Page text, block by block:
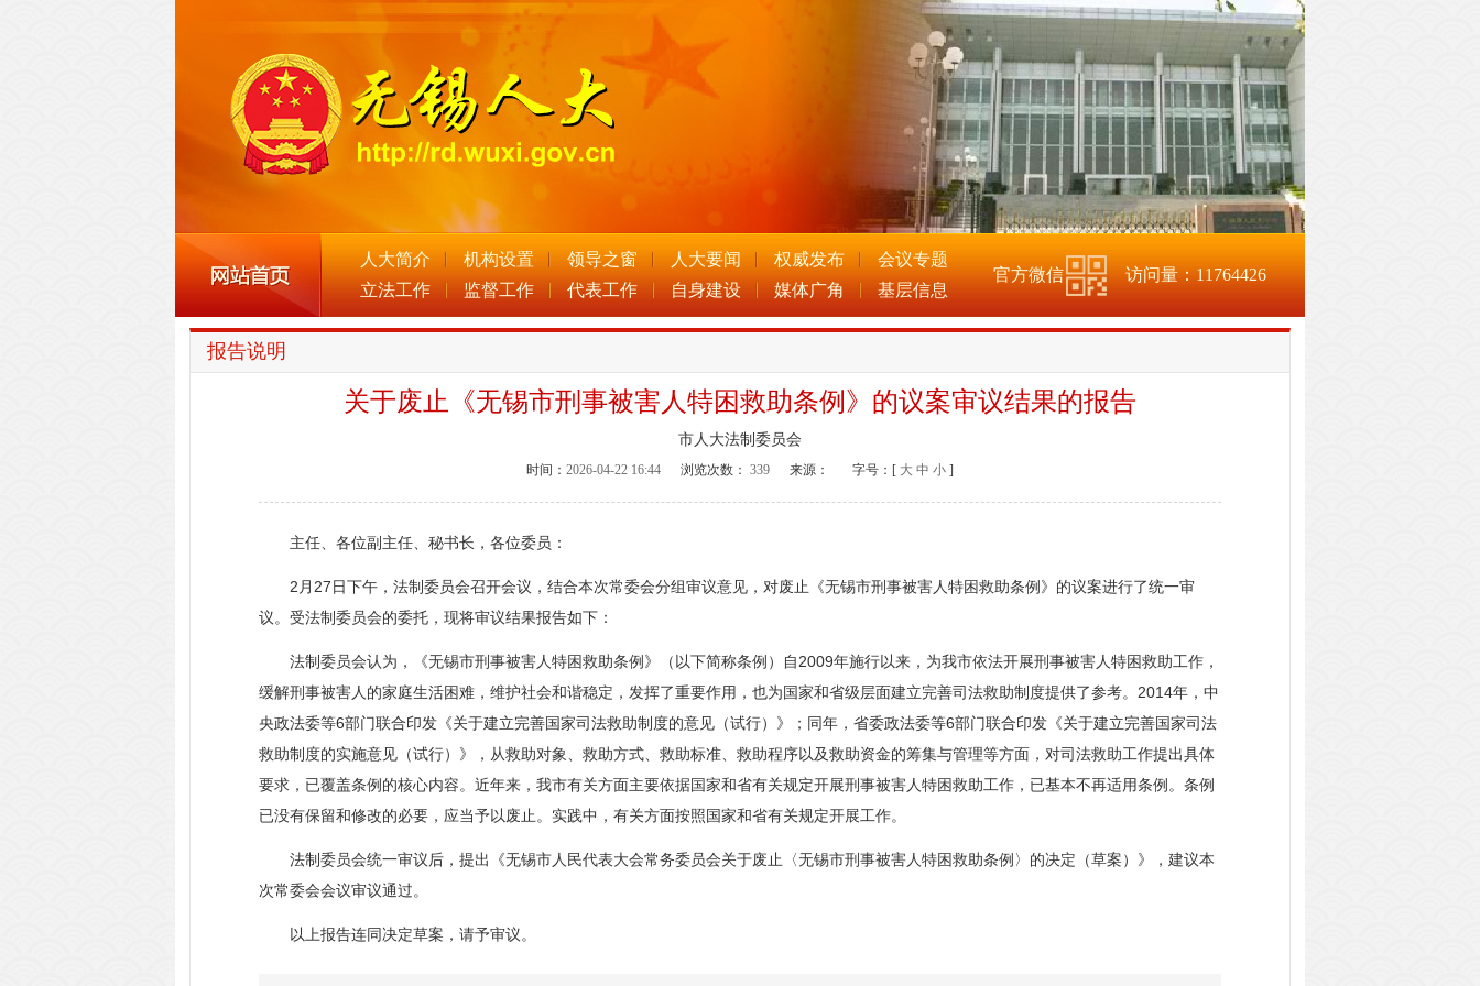
人大简介 机构设置 领导之窗 人大要闻 权威发布
会议专题
立法工作
监督工作 代表工作 自身建设 媒体广角 基层信息
官方微信 访问量： 11764426
报告说明
关于废止《无锡市刑事被害人特困救助条例》的议案审议结果的报告
市人大法制委员会
时间： 2026-04-22 16:44 浏览次数： 339 来源： 字号：[ 大 中 小 ]
主任、各位副主任、秘书长，各位委员：
2月27日下午，法制委员会召开会议，结合本次常委会分组审议意见，对废止《无锡市刑事被害人特困救助条例》的议案进行了统一审
议。受法制委员会的委托，现将审议结果报告如下：
法制委员会认为，《无锡市刑事被害人特困救助条例》（以下简称条例）自2009年施行以来，为我市依法开展刑事被害人特困救助工作，
缓解刑事被害人的家庭生活困难，维护社会和谐稳定，发挥了重要作用，也为国家和省级层面建立完善司法救助制度提供了参考。2014年，中
央政法委等6部门联合印发《关于建立完善国家司法救助制度的意见（试行）》；同年，省委政法委等6部门联合印发《关于建立完善国家司法
救助制度的实施意见（试行）》，从救助对象、救助方式、救助标准、救助程序以及救助资金的筹集与管理等方面，对司法救助工作提出具体
要求，已覆盖条例的核心内容。近年来，我市有关方面主要依据国家和省有关规定开展刑事被害人特困救助工作，已基本不再适用条例。条例
已没有保留和修改的必要，应当予以废止。实践中，有关方面按照国家和省有关规定开展工作。
法制委员会统一审议后，提出《无锡市人民代表大会常务委员会关于废止〈无锡市刑事被害人特困救助条例〉的决定（草案）》，建议本
次常委会会议审议通过。
以上报告连同决定草案，请予审议。